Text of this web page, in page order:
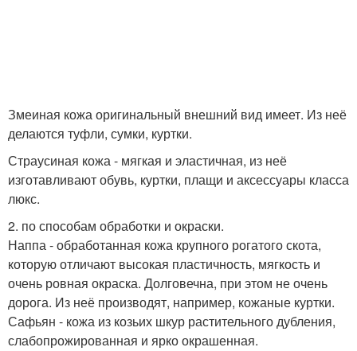
Змеиная кожа оригинальный внешний вид имеет. Из неё
делаются туфли, сумки, куртки.
Страусиная кожа - мягкая и эластичная, из неё
изготавливают обувь, куртки, плащи и аксессуары класса
люкс.
2. по способам обработки и окраски.
Наппа - обработанная кожа крупного рогатого скота,
которую отличают высокая пластичность, мягкость и
очень ровная окраска. Долговечна, при этом не очень
дорога. Из неё производят, например, кожаные куртки.
Сафьян - кожа из козьих шкур растительного дубления,
слабопрожированная и ярко окрашенная.